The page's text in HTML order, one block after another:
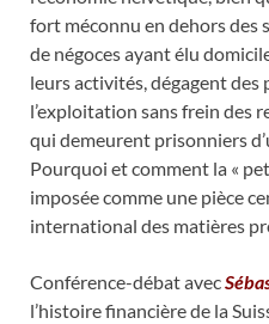
fort méconnu en dehors des
de négoces ayant élu
leurs activités, dégagent des
l’exploitation sans frein des
qui demeurent prisonniers
Pourquoi et comment la «
imposée comme une pièce
international des matières
Conférence-débat avec
l’histoire financière de la